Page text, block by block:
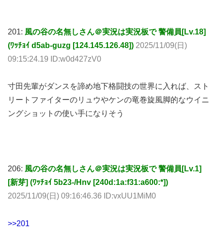
201: 風の谷の名無しさん＠実況は実況板で 警備員[Lv.18]
(ﾜｯﾁｮｲ d5ab-guzg [124.145.126.48]) 2025/11/09(日)
09:15:24.19 ID:w0d427zV0
寸田先輩がダンスを諦め地下格闘技の世界に入れば、スト
リートファイターのリュウやケンの竜巻旋風脚的なウイニ
ングショットの使い手になりそう
206: 風の谷の名無しさん＠実況は実況板で 警備員[Lv.1]
[新芽] (ﾜｯﾁｮｲ 5b23-/Hnv [240d:1a:f31:a600:*])
2025/11/09(日) 09:16:46.36 ID:vxUU1MiM0
>>201